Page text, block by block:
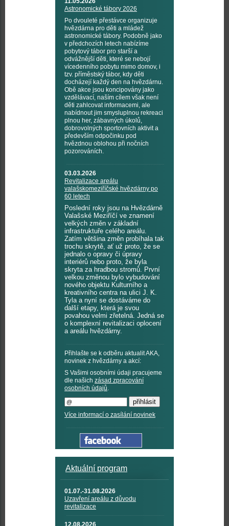
Astronomické tábory 2026
Po dvouleté přestávce organizuje
hvězdárna pro děti a mládež
astronomické tábory. Podobně jako
v předchozích letech nabízíme
pobytový tábor pro starší a
odvážnější děti, které se nebojí
vícedenního pobytu mimo domov, i
tzv. příměstský tábor, kdy děti
docházejí každý den na hvězdárnu.
Obě akce jsou koncipovány jako
vzdělávací, naším cílem však není
děti zahlcovat informacemi, ale
nabídnout jim smysluplnou rekreaci
plnou her, zábavných úkolů,
dobrovolných sportovních aktivit a
především odpočinku pod
hvězdnou oblohou při nočních
pozorováních.
03.03.2026
Revitalizace areálu
valašskomeziříčské hvězdárny po
60 letech
Poslední roky jsou na Hvězdárně
Valašské Meziříčí ve znamení
velkých změn v základní
infrastruktuře celého areálu.
Zatím většina změn probíhala tak
trochu skrytě, ať už proto, že se
jednalo o opravy či úpravy
interiérů nebo proto, že byla
skryta za hradbou stromů. První
velkou změnou bylo vybudování
nového objektu Kulturního a
kreativního centra na ulici J. K.
Tyla a nyní se dostáváme do
další etapy, která je svou
povahou velmi zřetelná. Jedná se
o komplexní revitalizaci oplocení
a areálu hvězdárny.
Přihlašte se k odběru aktualit AKA,
novinek z hvězdárny a akcí:
S Vašimi osobními údaji pracujeme
dle našich zásad zpracování
osobních údajů.
Více informací o zasílání novinek
Aktuální program
01.07.-31.08.2026
Uzavření areálu z důvodu
revitalizace
12.08.2026